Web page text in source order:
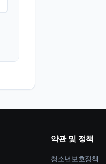
약관 및 정책
청소년보호정책